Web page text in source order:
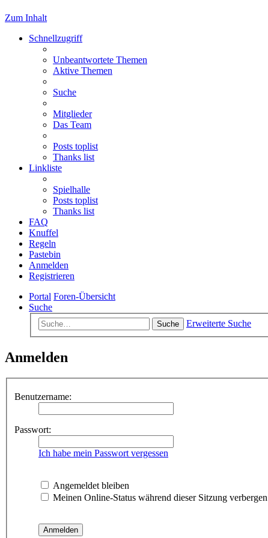
Zum Inhalt
Schnellzugriff
Unbeantwortete Themen
Aktive Themen
Suche
Mitglieder
Das Team
Posts toplist
Thanks list
Linkliste
Spielhalle
Posts toplist
Thanks list
FAQ
Knuffel
Regeln
Pastebin
Anmelden
Registrieren
Portal Foren-Übersicht
Suche
Suche Erweiterte Suche
Anmelden
Benutzername:
Passwort:
Ich habe mein Passwort vergessen
Angemeldet bleiben
Meinen Online-Status während dieser Sitzung verbergen